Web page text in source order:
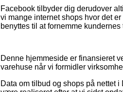
Facebook tilbyder dig derudover
vi mange internet shops hvor det
benyttes til at fornemme kundernes
Denne hjemmeside er finansieret
varehuse når vi formidler
Data om tilbud og shops på nettet